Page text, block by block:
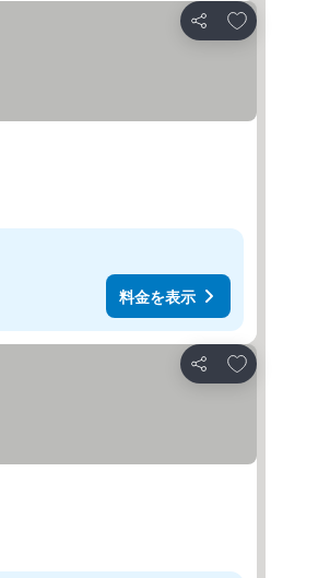
シェア
お気に入りに
料金を表示
シェア
お気に入りに